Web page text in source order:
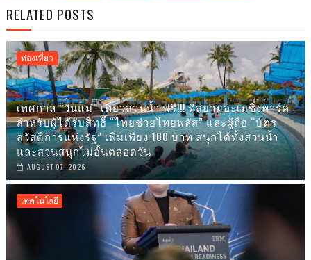
RELATED POSTS
ท่องเที่ยว
เทศกาล “วันแม่” เที่ยวสวนน้ำ ฟรี!!! ที่สยามอะเมซิ่งพาร์ค
สำหรับผู้ได้รับสิทธิ์ “ไทยช่วยไทยพลัส” และผู้ถือ “บัตร
สวัสดิการแห่งรัฐ” เพิ่มเพียง 100 บาท สนุกได้ทั้งสวนน้ำ
และสวนสนุกไม่อั้นตลอดวัน
AUGUST 07, 2026
เทคโนโลยี